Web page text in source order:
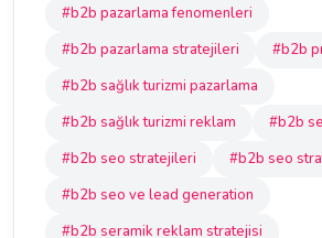
#b2b pazarlama fenomenleri
#b2b pazarlama stratejileri
#b2b
#b2b sağlık turizmi pazarlama
#b2b sağlık turizmi reklam
#b2b
#b2b seo stratejileri
#b2b seo
#b2b seo ve lead generation
#b2b seramik reklam stratejisi